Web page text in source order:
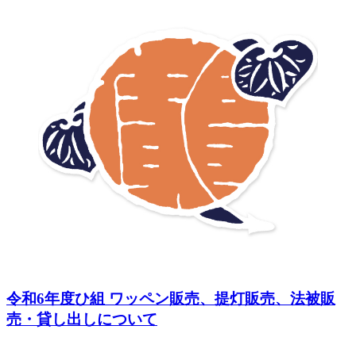
令和6年度ひ組 ワッペン販売、提灯販売、法被販
売・貸し出しについて